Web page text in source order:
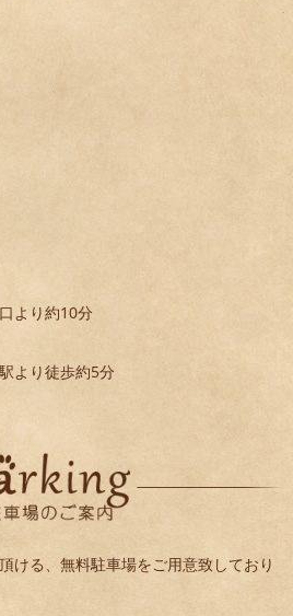
より約10分
より徒歩約5分
ける、無料駐車場をご用意致しており